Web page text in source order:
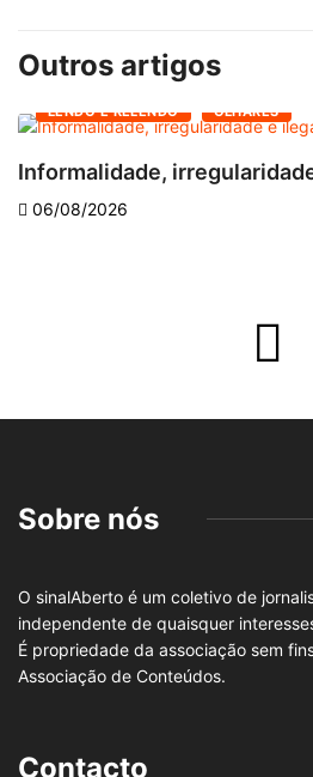
Outros artigos
LENDO E RELENDO OLHARES
Informalidade,
06/08/2026
Sobre nós
O sinalAberto é um coletivo de
independente de quaisquer
É propriedade da associação sem
Associação de Conteúdos.
Contacto